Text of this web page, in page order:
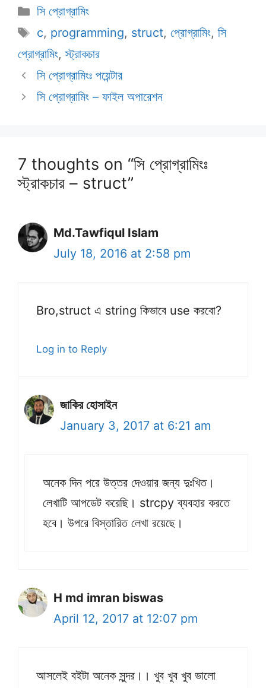
Categories
সি প্রোগ্রামিং
Tags
c, programming, struct, প্রোগ্রামিং, সি
প্রোগ্রামিং,স্ট্রাকচার
সি প্রোগ্রামিংঃ পয়েন্টার
সি প্রোগ্রামিং – ফাইল অপারেশন
7 thoughts on “সি প্রোগ্রামিংঃ
স্ট্রাকচার – struct”
Md.Tawfiqul Islam
July 18, 2016 at 2:58 pm
Bro,struct এ string কিভাবে use করবো?
Log in to Reply
জাকির হোসাইন
January 3, 2017 at 6:21 am
অনেক দিন পরে উত্তর দেওয়ার জন্য দুঃখিত।
লেখাটি আপডেট করেছি। strcpy ব্যবহার করতে
হবে। উপরে বিস্তারিত লেখা রয়েছে।
H md imran biswas
April 12, 2017 at 12:07 pm
আসলেই বইটা অনেক সুন্দর।। খুব খুব খুব ভালো